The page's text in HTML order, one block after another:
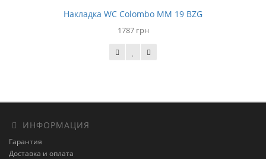
Накладка WC Colombo MM 19 BZG
1787 грн
ИНФОРМАЦИЯ
Гарантия
Доставка и оплата